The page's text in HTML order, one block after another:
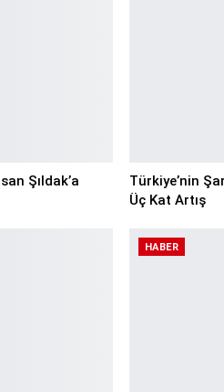
Şıldak’a
Türkiye’nin
Üç Kat Artış
HABER